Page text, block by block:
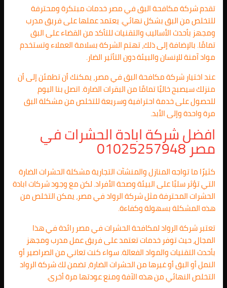
تقدم شركة مكافحة البق في مصر خدمات مبتكرة ومحترفة
للتخلص من البق بشكل نهائي. يعتمد عملها على فريق مدرب
ومجهز بأحدث الأساليب والتقنيات للتأكد من القضاء على البق
تمامًا. بالإضافة إلى ذلك، تهتم الشركة بسلامة العملاء وتستخدم
مواد آمنة للإنسان والبيئة دون التأثير الضار.
عند اختيار شركة مكافحة البق في مصر، يمكنك أن تطمئن إلى أن
منزلك سيصبح خاليًا تمامًا من البقرات الضارة. اتصل بنا اليوم
للحصول على خدمة احترافية وسريعة للتخلص من مشكلة البق
مرة واحدة وإلى الأبد.
افضل شركة ابادة الحشرات في
مصر 01025257948
كثيرًا ما تواجه المنازل والمنشآت التجارية مشكلة الحشرات الضارة
التي تؤثر سلبًا على البيئة وصحة الأفراد. لكن مع وجود شركات ابادة
الحشرات المحترفة مثل شركة الرواد في مصر، يمكن التخلص من
هذه المشكلة بسهولة وكفاءة.
تعتبر شركة الرواد لمكافحة الحشرات في مصر رائدة في هذا
المجال، حيث توفر خدمات تعتمد على فريق عمل مدرب ومجهز
بأحدث التقنيات والمواد الفعالة. سواء كنت تعاني من الصراصير أو
النمل أو البق أو غيرها من الحشرات الضارة، تضمن لك شركة الرواد
التخلص النهائي من هذه الآفة ومنع عودتها مرة أخرى.